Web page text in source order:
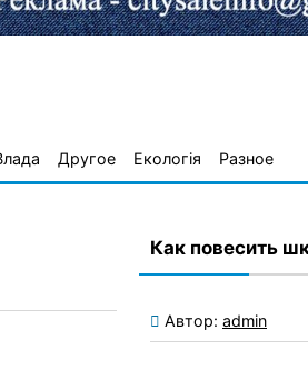
Другое Екологія Разное
Как повесить
Автор: admin